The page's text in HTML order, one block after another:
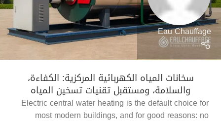
Eau Chauffage
سخانات المياه الكهربائية المركزية: الكفاءة،
والسلامة، ومستقبل تقنيات تسخين المياه
Electric central water heating is the default choice for
most modern buildings, and for good reasons: no